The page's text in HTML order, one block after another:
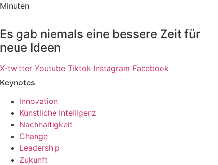
Minuten
Es gab niemals eine bessere Zeit für
neue Ideen
X-twitter Youtube Tiktok Instagram Facebook
Keynotes
lnnovation
Künstliche Intelligenz
Nachhaltigkeit
Change
Leadership
Zukunft